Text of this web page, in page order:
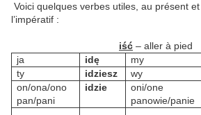
Voici quelques verbes utiles, au présent
l’impératif :
iść – aller à pied
ja
idę my
ty
idziesz wy
on/ona/ono
pan/pani
idzie
oni/one
panowie/panie